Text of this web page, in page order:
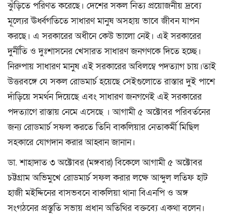
ঝুঁড়িতে পরিণত করেছে। দেশের সকল নিত্য প্রয়োজনীয় দ্রব্যে
মূল্যের ঊর্ধ্বগতিতে সাধারণ মানুষ অসহায় ভাবে জীবন যাপন
করছে। এ সরকারের অধীনে কেউ ভালো নেই। এই সরকারের
দুর্নীতি ও দুঃশাসনের খেসারত সাধারণ জনগণকে দিতে হচ্ছে।
নিরুপায় সাধারণ মানুষ এই সরকারের অবিলম্বে পদত্যাগ চায়।তাই
উত্তরবঙ্গে যে সকল রোডমার্চ হয়েছে সেইগুলোতে রাস্তার দুই পাশে
দাঁড়িয়ে সমর্থন দিয়েছে এবং সাধারণ জনগণেই এই সরকারের
পদত্যাগে রাস্তায় নেমে এসেছে । আগামী ৫ অক্টোবর পরিবর্তনের
জন্য রোডমার্চ সফল করতে তিনি বাকলিয়ার নেতাকর্মী মিছিল
সহকারে যোগদান করার আহ্বান জানান।
ডা. শাহাদাত ৩ অক্টোবর (মঙ্গবার) বিকেলে আগামী ৫ অক্টোবর
চট্টগ্রাম অভিমুখে রোডমার্চ সফল করার লক্ষে আব্দুল লতিফ হাট
হাজী মইদ্দিনের বাসভবনে বাকলিয়া থানা বিএনপি ও অঙ্গ
সংগঠনের প্রস্তুতি সভায় প্রধান অতিথির বক্তব্যে একথা বলেন।